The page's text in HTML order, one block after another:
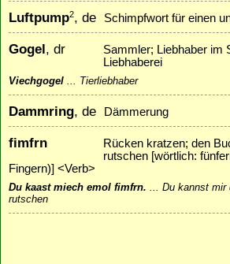
Luftpump2, de Schimpfwort für einen
Gogel, dr
Sammler; Liebhaber im
Liebhaberei
Viechgogel ... Tierliebhaber
Dammring, de Dämmerung
fimfrn
Rücken kratzen; den
rutschen [wörtlich:
Fingern)] <Verb>
Du kaast miech emol fimfrn. ... Du kannst mir
rutschen